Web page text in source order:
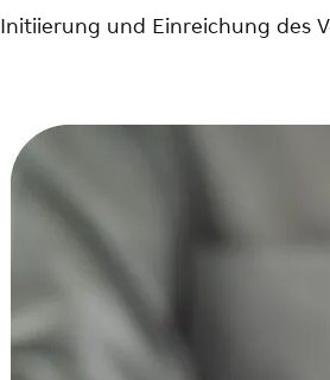
Initiierung und Einreichung des